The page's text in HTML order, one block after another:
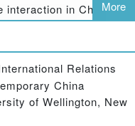
interaction in China's
and mutually
and the
the extent to
the process, and
assessment of the
More
Relations
China
of Wellington, New